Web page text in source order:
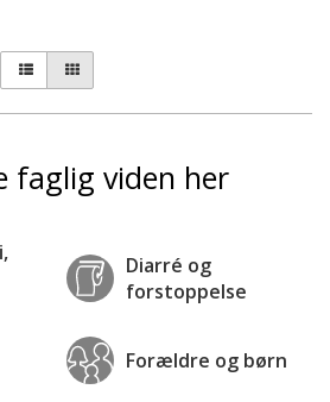
faglig viden her
Diarré og
forstoppelse
Forældre og børn